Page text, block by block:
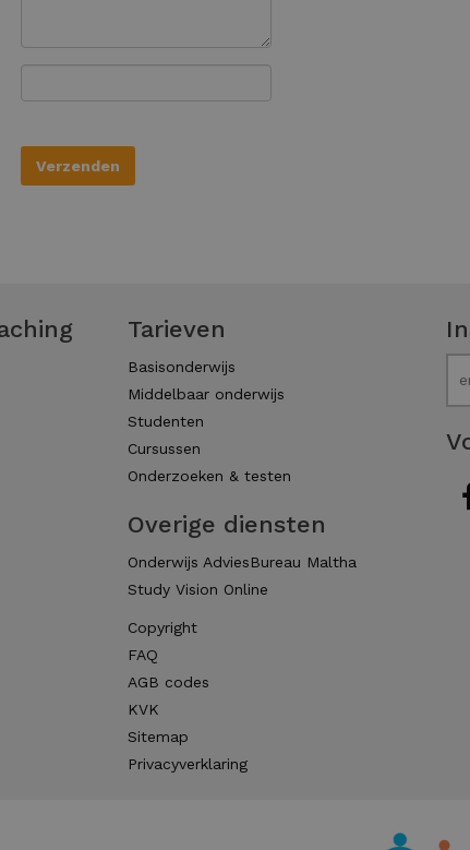
Tarieven
Basisonderwijs
Middelbaar onderwijs
Studenten
Cursussen
Onderzoeken & testen
Overige diensten
Onderwijs AdviesBureau Maltha
Study Vision Online
Copyright
FAQ
AGB codes
KVK
Sitemap
Privacyverklaring